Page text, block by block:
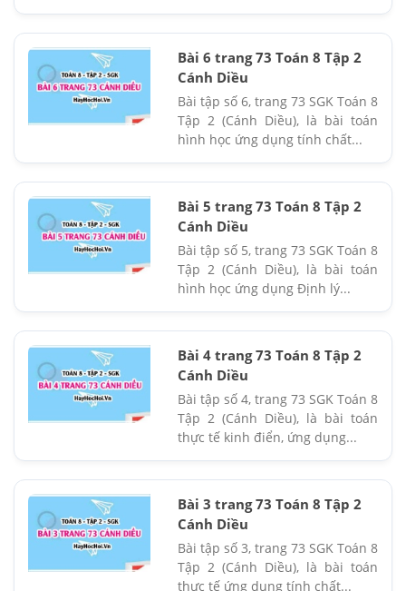
Bài 6 trang 73 Toán 8 Tập 2
Cánh Diều
Bài tập số 6, trang 73 SGK Toán 8
Tập 2 (Cánh Diều), là bài toán
hình học ứng dụng tính chất...
Bài 5 trang 73 Toán 8 Tập 2
Cánh Diều
Bài tập số 5, trang 73 SGK Toán 8
Tập 2 (Cánh Diều), là bài toán
hình học ứng dụng Định lý...
Bài 4 trang 73 Toán 8 Tập 2
Cánh Diều
Bài tập số 4, trang 73 SGK Toán 8
Tập 2 (Cánh Diều), là bài toán
thực tế kinh điển, ứng dụng...
Bài 3 trang 73 Toán 8 Tập 2
Cánh Diều
Bài tập số 3, trang 73 SGK Toán 8
Tập 2 (Cánh Diều), là bài toán
thực tế ứng dụng tính chất...